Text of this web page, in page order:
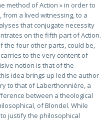
method of Action » in order to
a lived witnessing, to a
that conjugate necessity
on the fifth part of Action.
the four other parts, could be,
to the very content of
notion is that of the
idea brings up led the author
to that of Laberthonnière, a
between a theological
of Blondel. While
justify the philosophical